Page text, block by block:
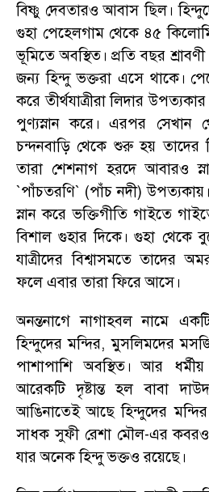
বিষ্ণু দেবতারও আবাস ছিল।
গুহা পেহেলগাম থেকে ৪৫
ভূমিতে অবস্থিত। প্রতি বছর
জন্য হিন্দু ভক্তরা এসে থাকে।
করে তীর্থযাত্রীরা লিদার
পুণ্যস্নান করে। এরপর সেখান
চন্দনবাড়ি থেকে শুরু হয় তাদের
তারা শেশনাগ হরদে আবারও
`পাঁচতরণি` (পাঁচ নদী) উপত্যকায়।
স্নান করে ভক্তিগীতি গাইতে
বিশাল গুহার দিকে। গুহা থেকে
যাত্রীদের বিশ্বাসমতে তাদের
ফলে এবার তারা ফিরে আসে।
অনন্তনাগে নাগাহবল নামে
হিন্দুদের মন্দির,মুসলিমদের
পাশাপাশি অবস্থিত।
আর ধর্মীয়
আরেকটি দৃষ্টান্ত হল বাবা
আঙিনাতেই আছে হিন্দুদের মন্দির
সাধক সুফী রেশা মৌল-এর কবরও
যার অনেক হিন্দু ভক্তও রয়েছে।